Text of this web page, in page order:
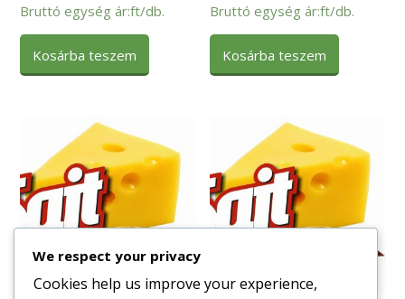
Bruttó egység ár:ft/db.
Kosárba teszem
Bruttó egység ár:ft/db.
Kosárba teszem
We respect your privacy
Cookies help us improve your experience,